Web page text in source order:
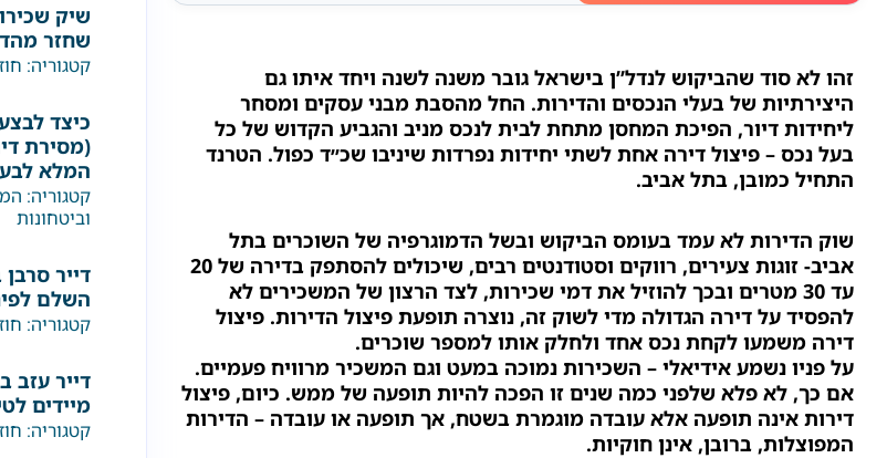
זהו לא סוד שהביקוש לנדל”ן בישראל גובר משנה לשנה ויחד איתו גם
היצירתיות של בעלי הנכסים והדירות. החל מהסבת מבני עסקים ומסחר
ליחידות דיור, הפיכת המחסן מתחת לבית לנכס מניב והגביע הקדוש של כל
בעל נכס – פיצול דירה אחת לשתי יחידות נפרדות שיניבו שכ״ד כפול. הטרנד
התחיל כמובן, בתל אביב.
שוק הדירות לא עמד בעומס הביקוש ובשל הדמוגרפיה של השוכרים בתל
אביב- זוגות צעירים, רווקים וסטודנטים רבים, שיכולים להסתפק בדירה של 20
עד 30 מטרים ובכך להוזיל את דמי שכירות, לצד הרצון של המשכירים לא
להפסיד על דירה הגדולה מדי לשוק זה, נוצרה תופעת פיצול הדירות. פיצול
דירה משמעו לקחת נכס אחד ולחלק אותו למספר שוכרים.
על פניו נשמע אידיאלי – השכירות נמוכה במעט וגם המשכיר מרוויח פעמיים.
אם כך, לא פלא שלפני כמה שנים זו הפכה להיות תופעה של ממש. כיום, פיצול
דירות אינה תופעה אלא עובדה מוגמרת בשטח, אך תופעה או עובדה – הדירות
המפוצלות, ברובן, אינן חוקיות.
שיק
שחזר
קטגוריה:
כיצד
(מסירת
המלא
קטגוריה:
וביטחונות
השלם
קטגוריה:
מיידים
קטגוריה: